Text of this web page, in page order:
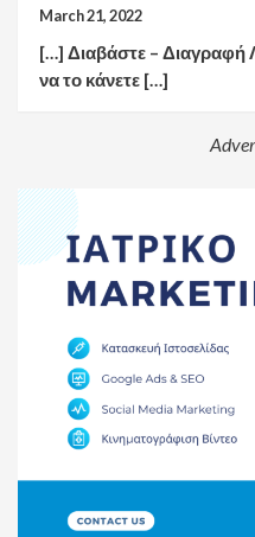
March 21, 2022
[…] Διαβάστε –
να το κάνετε […]